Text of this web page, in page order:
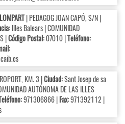
| PEDAGOG JOAN CAPÓ, S/N |
Illes Balears | COMUNIDAD
|Código Postal:07010 |Teléfono:
KM. 3 |Ciudad:Sant Josep de sa
AUTÓNOMA DE LAS ILLES
971306866 |Fax:971392112 |